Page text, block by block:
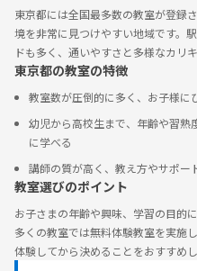
東京都には全国最多数の教室が登録
境を非常に見つけやすい地域です。
ドも多く、通いやすさと多様なカリ
東京都の教室の特徴
教室数が圧倒的に多く、お子様に
幼児から高校生まで、年齢や習熟
に学べる
講師の質が高く、教え方やサポー
教室選びのポイント
お子さまの年齢や興味、学習の目的
多くの教室では無料体験教室を実施
体験してから決めることをおすすめし